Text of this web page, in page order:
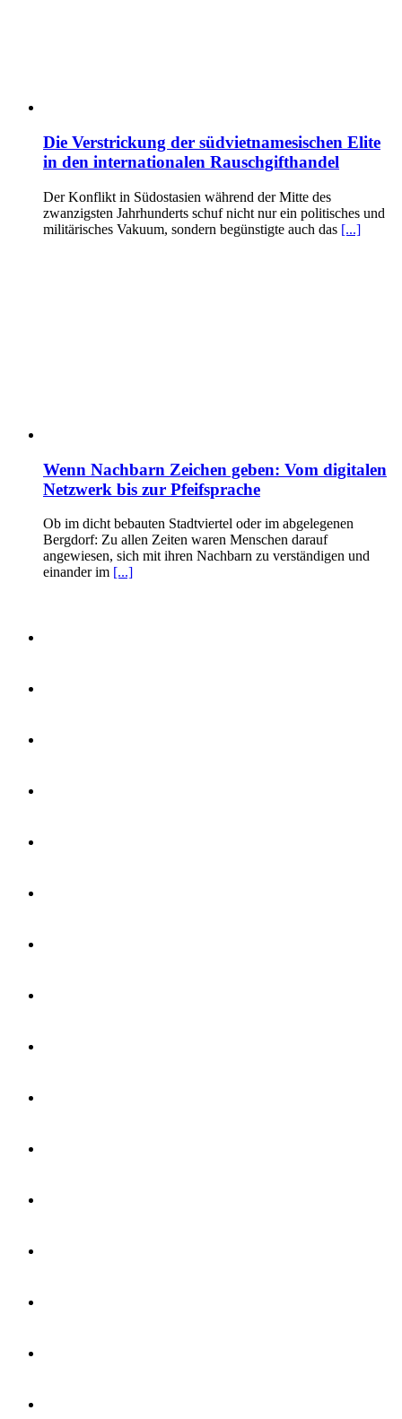
Die Verstrickung der südvietnamesischen Elite
in den internationalen Rauschgifthandel
Der Konflikt in Südostasien während der Mitte des
zwanzigsten Jahrhunderts schuf nicht nur ein politisches und
militärisches Vakuum, sondern begünstigte auch das [...]
Wenn Nachbarn Zeichen geben: Vom digitalen
Netzwerk bis zur Pfeifsprache
Ob im dicht bebauten Stadtviertel oder im abgelegenen
Bergdorf: Zu allen Zeiten waren Menschen darauf
angewiesen, sich mit ihren Nachbarn zu verständigen und
einander im [...]